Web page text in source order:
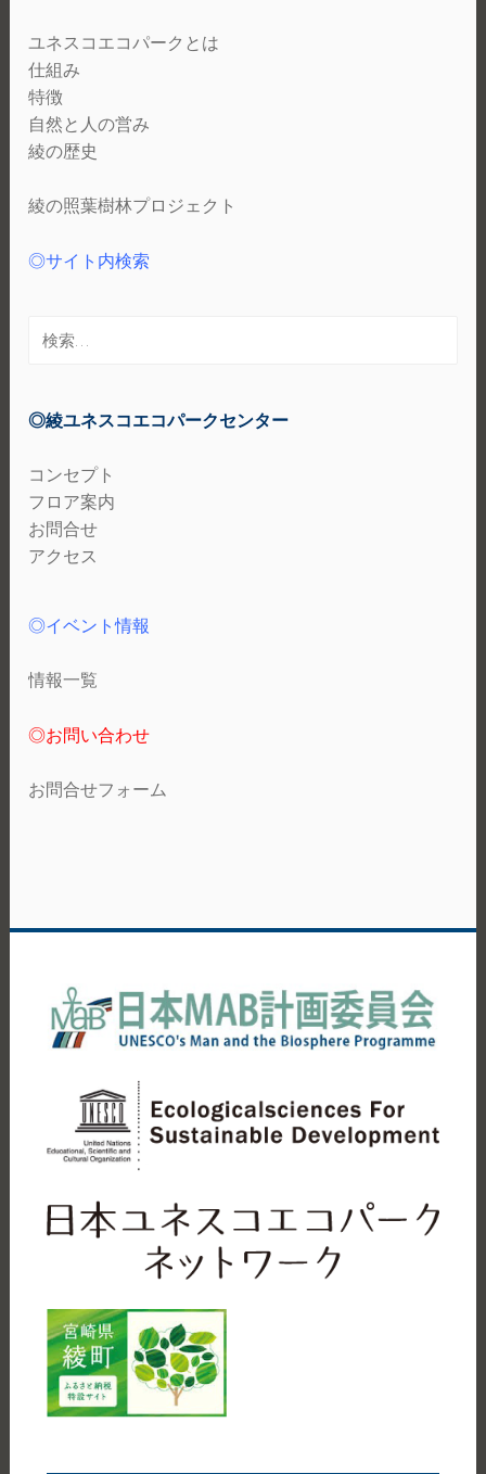
ユネスコエコパークとは
仕組み
特徴
自然と人の営み
綾の歴史
綾の照葉樹林プロジェクト
◎サイト内検索
検
索:
◎綾ユネスコエコパークセンター
コンセプト
フロア案内
お問合せ
アクセス
◎イベント情報
情報一覧
◎お問い合わせ
お問合せフォーム